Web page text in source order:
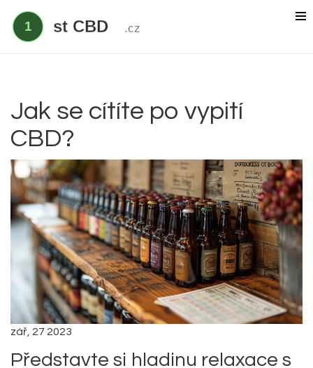
CBD účinek
Jak se cítíte po vypití
CBD?
zář, 27 2023
Představte si hladinu relaxace s